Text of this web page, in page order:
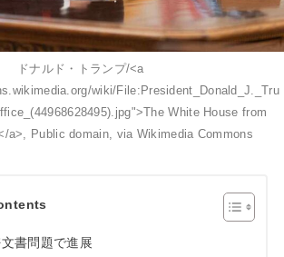
ドナルド・トランプ/<a
wiki/File:President_Donald_J._Tru
White House from
a>, Public domain, via Wikimedia Commons
文書問題で進展